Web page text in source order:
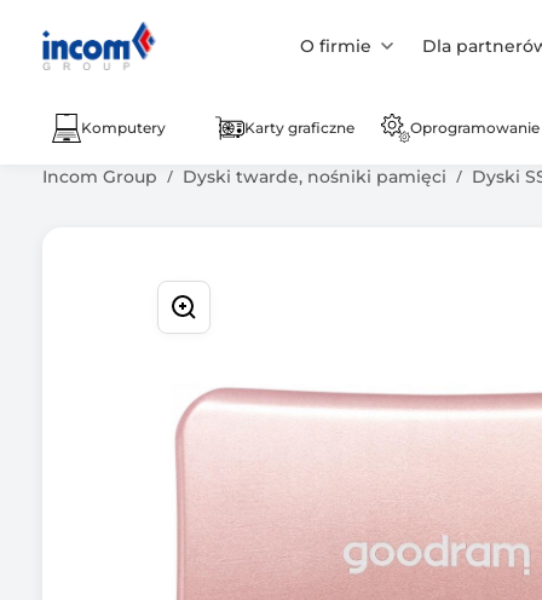
O firmie Dla
Komputery Karty graficzne Oprogramowanie
Incom Group Dyski twarde, nośniki pamięci Dyski